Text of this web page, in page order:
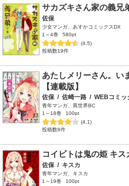
サカズキさん家の義兄
佐保
少女マンガ、あすかコミックスDX
1～4巻
580pt
(4.5)
投稿数19件
あたしメリーさん。い
【連載版】
佐保 / 佐崎一路 / WEBコミッ
青年マンガ、異世界BC
1～18巻
100pt
(4.1)
投稿数8件
コイビトは鬼の姫 キス
佐保 / キスカ
青年マンガ、キスカ
1～19巻
100pt